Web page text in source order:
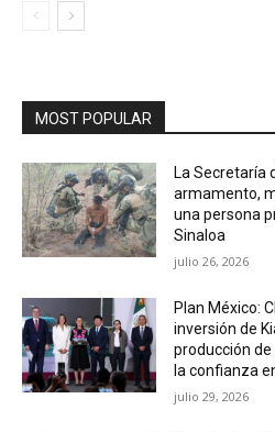
MOST POPULAR
La Secretaría
armamento,
una persona
Sinaloa
julio 26, 2026
Plan México:
inversión de
producción
la confianza
julio 29, 2026